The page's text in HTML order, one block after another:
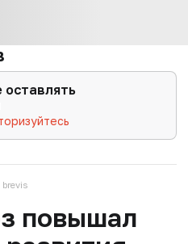
brevis
повышал